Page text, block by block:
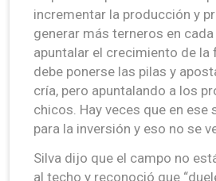
incrementar la producción y
generar más terneros en
apuntalar el crecimiento de la
debe ponerse las pilas y
cría, pero apuntalando a los
chicos. Hay veces que en ese
para la inversión y eso no se
Silva dijo que el campo no
al techo y reconoció que